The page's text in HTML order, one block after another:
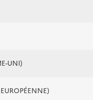
UNI)